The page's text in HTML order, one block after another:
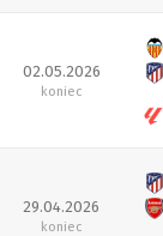
02.05.2026
koniec
29.04.2026
koniec